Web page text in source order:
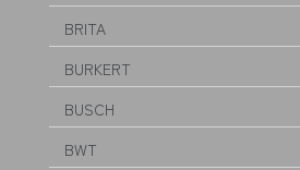
BRITA
BURKERT
BUSCH
BWT